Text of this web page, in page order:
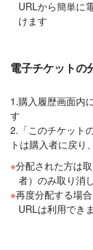
URLから簡単に
けます
電子チケットの
1.購入履歴画面内
す
2.「このチケット
トは購入者に戻り
分配された方は
者）のみ取り消
再度分配する場
URLは利用でき